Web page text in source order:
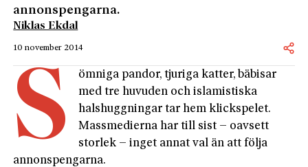
annonspengarna.
Niklas Ekdal
10 november 2014
S
ömniga pandor, tjuriga katter, bäbisar
med tre huvuden och islamistiska
halshuggningar tar hem klickspelet.
Massmedierna har till sist – oavsett
storlek – inget annat val än att följa
annonspengarna.